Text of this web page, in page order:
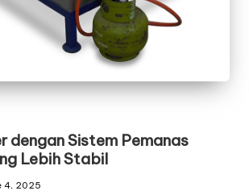
dengan Sistem Pemanas
Lebih Stabil
4, 2025